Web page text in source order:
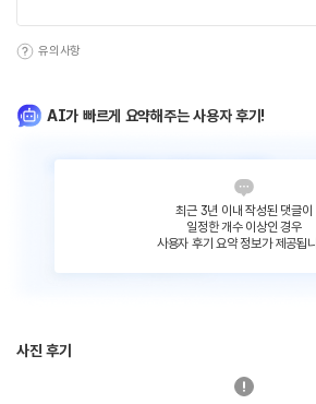
유의사항
AI가 빠르게 요약해주는 사용자 후기!
최근 3년 이내 작성된 댓글이
일정한 개수 이상인 경우
사용자 후기 요약 정보가 제공됩
사진 후기